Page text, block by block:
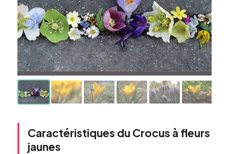
Caractéristiques du Crocus à fleurs
jaunes